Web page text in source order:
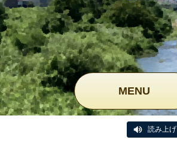
MENU
読み上げ